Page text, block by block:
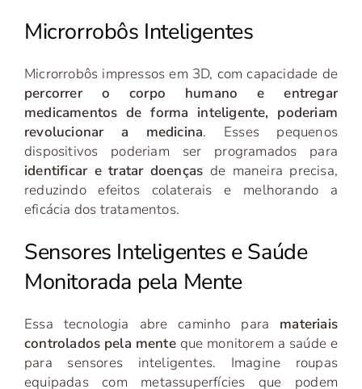
Microrrobôs Inteligentes
Microrrobôs impressos em 3D, com capacidade de
percorrer o corpo humano e entregar
medicamentos de forma inteligente, poderiam
revolucionar a medicina. Esses pequenos
dispositivos poderiam ser programados para
identificar e tratar doenças de maneira precisa,
reduzindo efeitos colaterais e melhorando a
eficácia dos tratamentos.
Sensores Inteligentes e Saúde
Monitorada pela Mente
Essa tecnologia abre caminho para materiais
controlados pela menteque monitorem a saúde e
para sensores inteligentes. Imagine roupas
equipadas com metassuperfícies que podem